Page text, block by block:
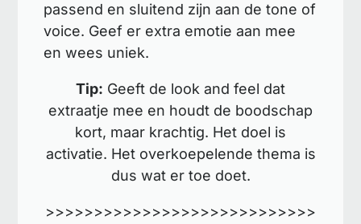
passend en sluitend zijn aan de tone of
voice. Geef er extra emotie aan mee
en wees uniek.
Tip: Geeft de look and feel dat
extraatje mee en houdt de boodschap
kort, maar krachtig. Het doel is
activatie. Het overkoepelende thema is
dus wat er toe doet.
>>>>>>>>>>>>>>>>>>>>>>>>>>>>